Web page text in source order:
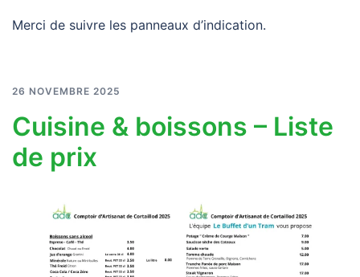
Merci de suivre les panneaux d’indication.
26 NOVEMBRE 2025
Cuisine & boissons – Liste
de prix